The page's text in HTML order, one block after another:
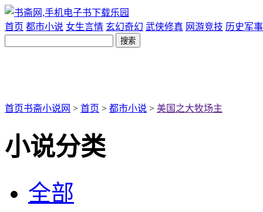
首页 都市小说 女生言情 玄幻奇幻 武侠修真 网游竞技 历史军事
首页书斋小说网 > 首页 > 都市小说 > 美国之大牧场主
小说分类
全部